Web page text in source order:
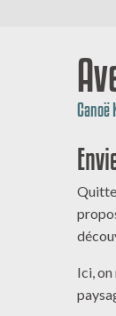
Canoë
Ici, on